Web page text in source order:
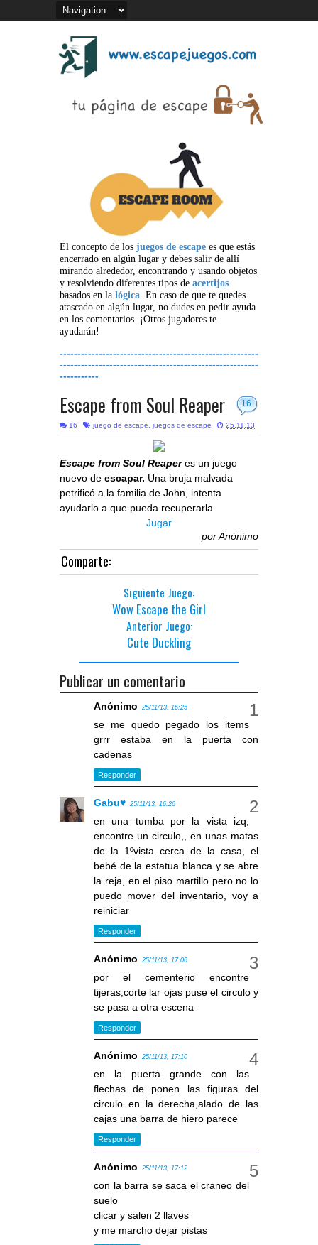
El concepto de los juegos de escape es que estás
encerrado en algún lugar y debes salir de allí
mirando alrededor, encontrando y usando objetos
y resolviendo diferentes tipos de acertijos
basados en la lógica. En caso de que te quedes
atascado en algún lugar, no dudes en pedir ayuda
en los comentarios. ¡Otros jugadores te
ayudarán!
--------------------------------------------------------
--------------------------------------------------------
-----------
16
Escape from Soul Reaper
16 juego de escape, juegos de escape 25.11.13
Escape from Soul Reaperes un juego
nuevo de escapar. Una bruja malvada
petrificó a la familia de John, intenta
ayudarlo a que pueda recuperarla.
Jugar
porAnónimo
Comparte:
Siguiente Juego:
Wow Escape the Girl
Anterior Juego:
Cute Duckling
Publicar un comentario
Anónimo 25/11/13, 16:25
se me quedo pegado los items
grrr estaba en la puerta con
cadenas
Responder
Gabu♥ 25/11/13, 16:26
en una tumba por la vista izq,
encontre un circulo,, en unas matas
de la 1ºvista cerca de la casa, el
bebé de la estatua blanca y se abre
la reja, en el piso martillo pero no lo
puedo mover del inventario, voy a
reiniciar
Responder
Anónimo 25/11/13, 17:06
por el cementerio encontre
tijeras,corte lar ojas puse el circulo y
se pasa a otra escena
Responder
Anónimo 25/11/13, 17:10
en la puerta grande con las
flechas de ponen las figuras del
circulo en la derecha,alado de las
cajas una barra de hiero parece
Responder
Anónimo 25/11/13, 17:12
con la barra se saca el craneo del
suelo
clicar y salen 2 llaves
y me marcho dejar pistas